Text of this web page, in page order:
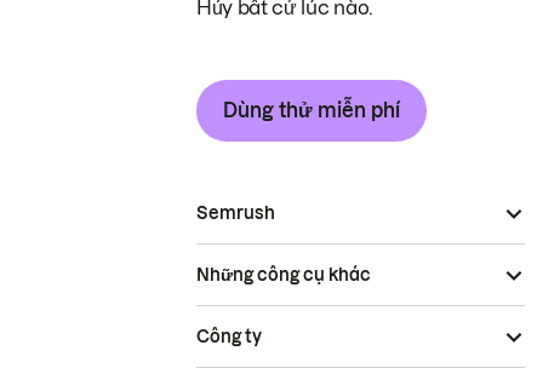
Hủy bất cứ lúc nào.
Dùng thử miễn phí
Semrush
Những công cụ khác
Công ty